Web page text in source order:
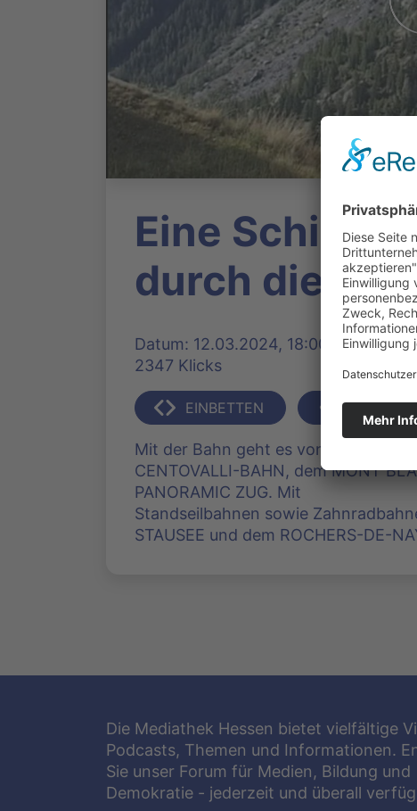
Eine
durch die
Datum: 12.03.2024, 18:00 Uhr |
2347 Klicks
EINBETTEN TEILEN
Mit der Bahn geht es von Locarno
CENTOVALLI-BAHN, dem MONT
PANORAMIC ZUG. Mit
Standseilbahnen sowie
STAUSEE und dem ROCHERS-DE-
Die Mediathek Hessen bietet vielfältige
Podcasts, Themen und Informationen.
Sie unser Forum für Medien, Bildung und
Demokratie - jederzeit und überall